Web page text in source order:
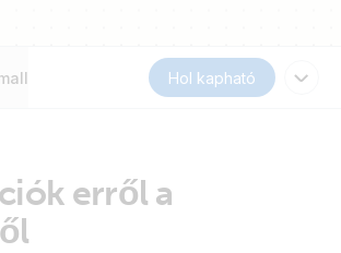
Hol kapható
erről a